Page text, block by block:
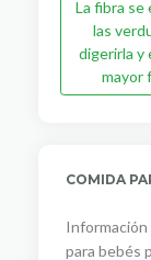
La fibra
las
digerirla y
mayor
COMIDA
Información
para bebés